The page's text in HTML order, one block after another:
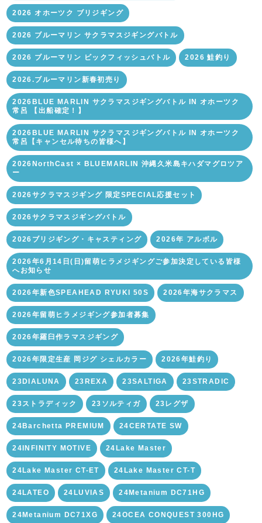
2026 オホーツク ブリジギング
2026 ブルーマリン サクラマスジギングバトル
2026 ブルーマリン ビックフィッシュバトル 2026 鮭釣り
2026.ブルーマリン新春初売り
2026BLUE MARLIN サクラマスジギングバトル IN オホーツク
常呂 【出船確定！】
2026BLUE MARLIN サクラマスジギングバトル IN オホーツク
常呂【キャンセル待ちの皆様へ】
2026NorthCast × BLUEMARLIN 沖縄久米島キハダマグロツア
ー
2026サクラマスジギング 限定SPECIAL応援セット
2026サクラマスジギングバトル
2026ブリジギング・キャスティング 2026年 アルボル
2026年6月14日(日)留萌ヒラメジギングご参加決定している皆様
へお知らせ
2026年新色SPEAHEAD RYUKI 50S 2026年海サクラマス
2026年留萌ヒラメジギング参加者募集
2026年羅臼作ラマスジギング
2026年限定生産 岡ジグ シェルカラー 2026年鮭釣り
23DIALUNA 23REXA 23SALTIGA 23STRADIC
23ストラディック 23ソルティガ 23レグザ
24Barchetta PREMIUM 24CERTATE SW
24INFINITY MOTIVE 24Lake Master
24Lake Master CT-ET 24Lake Master CT-T
24LATEO 24LUVIAS 24Metanium DC71HG
24Metanium DC71XG 24OCEA CONQUEST 300HG